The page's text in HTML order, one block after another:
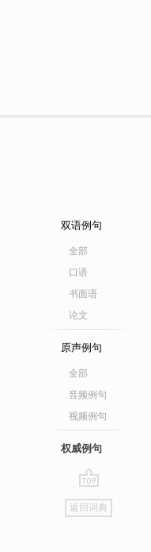
双语例句
全部
口语
书面语
论文
原声例句
全部
音频例句
视频例句
权威例句
go
top
返回词典